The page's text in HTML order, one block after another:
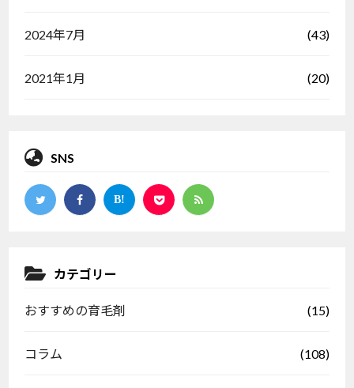
2024年7月 (43)
2021年1月 (20)
SNS
カテゴリー
おすすめの育毛剤 (15)
コラム (108)